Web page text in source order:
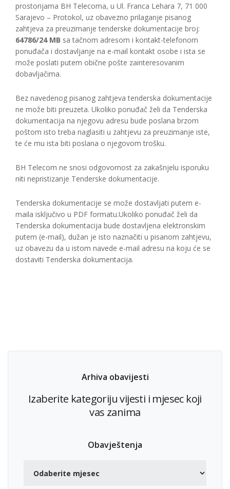
prostorijama BH Telecoma, u Ul. Franca Lehara 7, 71 000
Sarajevo – Protokol, uz obavezno prilaganje pisanog
zahtjeva za preuzimanje tenderske dokumentacije broj:
64786/24 MB sa tačnom adresom i kontakt-telefonom
ponuđača i dostavljanje na e-mail kontakt osobe i ista se
može poslati putem obične pošte zainteresovanim
dobavljačima.
Bez navedenog pisanog zahtjeva tenderska dokumentacije
ne može biti preuzeta. Ukoliko ponuđač želi da Tenderska
dokumentacija na njegovu adresu bude poslana brzom
poštom isto treba naglasiti u zahtjevu za preuzimanje iste,
te će mu ista biti poslana o njegovom trošku.
BH Telecom ne snosi odgovornost za zakašnjelu isporuku
niti nepristizanje Tenderske dokumentacije.
Tenderska dokumentacije se može dostavljati putem e-
maila isključivo u PDF formatu.Ukoliko ponuđač želi da
Tenderska dokumentacija bude dostavljena elektronskim
putem (e-mail), dužan je isto naznačiti u pisanom zahtjevu,
uz obavezu da u istom navede e-mail adresu na koju će se
dostaviti Tenderska dokumentacija.
Arhiva obavijesti
Izaberite kategoriju vijesti i mjesec koji
vas zanima
Obavještenja